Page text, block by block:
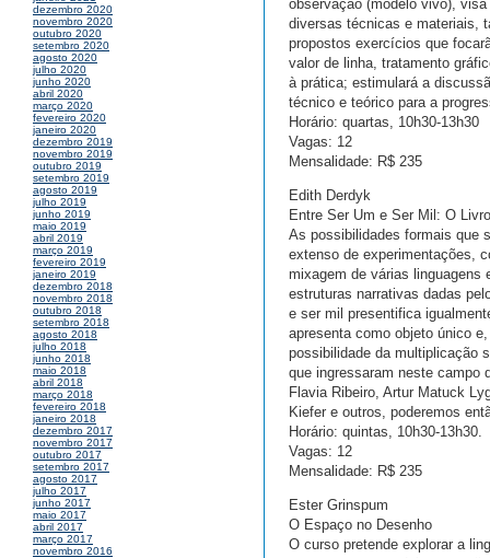
dezembro 2020
novembro 2020
outubro 2020
setembro 2020
agosto 2020
julho 2020
junho 2020
abril 2020
março 2020
fevereiro 2020
janeiro 2020
dezembro 2019
novembro 2019
outubro 2019
setembro 2019
agosto 2019
julho 2019
junho 2019
maio 2019
abril 2019
março 2019
fevereiro 2019
janeiro 2019
dezembro 2018
novembro 2018
outubro 2018
setembro 2018
agosto 2018
julho 2018
junho 2018
maio 2018
abril 2018
março 2018
fevereiro 2018
janeiro 2018
dezembro 2017
novembro 2017
outubro 2017
setembro 2017
agosto 2017
julho 2017
junho 2017
maio 2017
abril 2017
março 2017
novembro 2016
observação (modelo vivo),
diversas técnicas e materiais,
propostos exercícios que
valor de linha, tratamento
à prática; estimulará a
técnico e teórico para a
Horário: quartas, 10h30-13h30
Vagas: 12
Mensalidade: R$ 235
Edith Derdyk
Entre Ser Um e Ser Mil: O
As possibilidades formais que
extenso de experimentações,
mixagem de várias linguagens
estruturas narrativas dadas
e ser mil presentifica
apresenta como objeto único
possibilidade da multiplicação
que ingressaram neste campo
Flavia Ribeiro, Artur Matuck
Kiefer e outros, poderemos
Horário: quintas, 10h30-13h30.
Vagas: 12
Mensalidade: R$ 235
Ester Grinspum
O Espaço no Desenho
O curso pretende explorar a